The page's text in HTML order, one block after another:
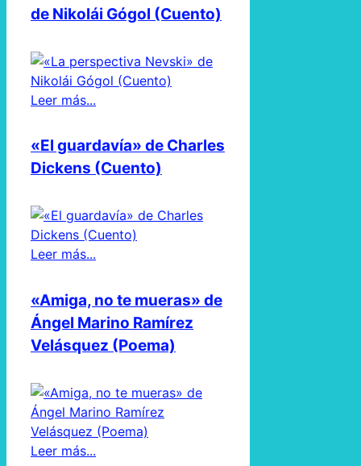
de Nikolái Gógol (Cuento)
Leer más...
«El guardavía» de Charles
Dickens (Cuento)
Leer más...
«Amiga, no te mueras» de
Ángel Marino Ramírez
Velásquez (Poema)
Leer más...